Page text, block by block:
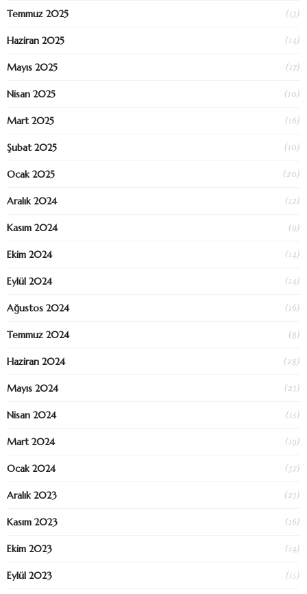
Temmuz 2025 (13)
Haziran 2025 (14)
Mayıs 2025 (17)
Nisan 2025 (10)
Mart 2025 (16)
Şubat 2025 (10)
Ocak 2025 (20)
Aralık 2024 (12)
Kasım 2024 (9)
Ekim 2024 (14)
Eylül 2024 (14)
Ağustos 2024 (16)
Temmuz 2024 (8)
Haziran 2024 (28)
Mayıs 2024 (23)
Nisan 2024 (15)
Mart 2024 (19)
Ocak 2024 (37)
Aralık 2023 (23)
Kasım 2023 (16)
Ekim 2023 (14)
Eylül 2023 (15)